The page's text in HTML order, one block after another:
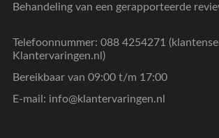
Behandeling van een gerapporteerde
Telefoonnummer: 088 4254271
Klantervaringen.nl)
Bereikbaar van 09:00 t/m 17:00
E-mail: info@klantervaringen.nl